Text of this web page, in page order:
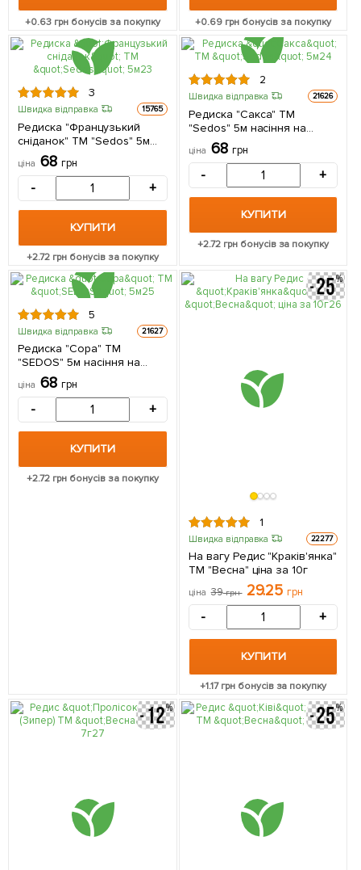
+0.63 грн бонусів за покупку +0.69 грн бонусів за покупку
3
Швидка відправка 15765
Редиска "Французький
сніданок" ТМ "Sedos" 5м
насіння на стрічці
ціна 68 грн
- +
КУПИТИ
+2.72 грн бонусів за покупку
2
Швидка відправка 21626
Редиска "Сакса" ТМ
"Sedos" 5м насіння на
стрічці
ціна 68 грн
- +
КУПИТИ
+2.72грн бонусів за покупку
5
Швидка відправка 21627
Редиска "Сора" ТМ
"SEDOS" 5м насіння на
стрічці
ціна 68 грн
- +
КУПИТИ
+2.72 грн бонусів за покупку
1
Швидка відправка 22277
На вагу Редис "Краків'янка"
ТМ "Весна" ціна за 10г
ціна 39грн 29.25 грн
- +
КУПИТИ
+1.17грн бонусів за покупку